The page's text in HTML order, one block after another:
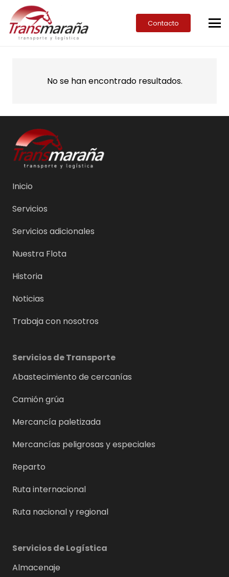
Contacto
No se han encontrado resultados.
Inicio
Servicios
Servicios adicionales
Nuestra Flota
Historia
Noticias
Trabaja con nosotros
Servicios de Transporte
Abastecimiento de cercanías
Camión grúa
Mercancía paletizada
Mercancías peligrosas y especiales
Reparto
Ruta internacional
Ruta nacional y regional
Servicios de Logística
Almacenaje